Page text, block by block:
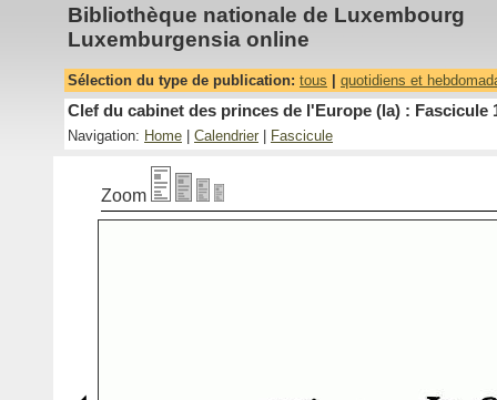
Bibliothèque nationale de Luxembourg
Luxemburgensia online
Sélection du type de publication: tous quotidiens et
Clef du cabinet des princes de l'Europe (la) : Fascicule
Navigation: Home Calendrier Fascicule
Zoom